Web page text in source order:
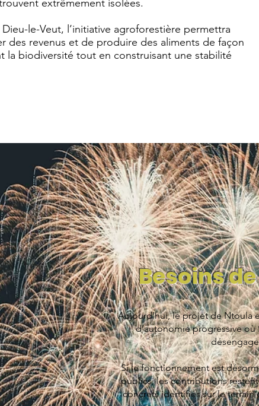
extrêmement isolées.
le-Veut, l’initiative agroforestière permettra
des revenus et de produire des aliments de façon
la biodiversité tout en construisant une stabilité
Besoins
Aujourd’hui, le projet de Ntoula
d’autonomie progressive où
Si le fonctionnement est
publics, les contributions
concrets identifiés sur le terrain